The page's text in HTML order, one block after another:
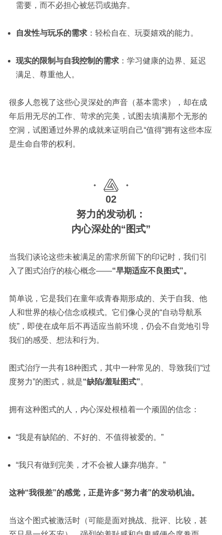
需要，而不必担心被惩罚或抛弃。
自发性与玩乐的需求：轻松自在、玩耍嬉戏的能力。
现实的限制与自我控制的需求：学习健康的边界、延迟
满足、尊重他人。
很多人忽视了这些心灵深处的声音（基本需求），却在成
年后用无尽的工作、苛求的完美，试图去填满那个无形的
空洞，试图通过外界的成就来证明自己“值得”拥有这些本应
是生命自带的权利。
02
努力的发动机：
内心深处的“图式”
当我们谈论这些未被满足的需求所留下的印记时，我们引
入了图式治疗的核心概念——“早期适应不良图式”。
简单说，它是我们在童年或青春期形成的、关于自我、他
人和世界的核心信念或模式。它们像心灵的“自动导航系
统”，即使在成年后不再适应当前环境，仍会不自觉地引导
我们的感受、想法和行为。
图式治疗一共有18种图式，其中一种常见的、导致我们“过
度努力”的图式，就是“缺陷/羞耻图式”。
拥有这种图式的人，内心深处根植着一个顽固的信念：
“我是有缺陷的、不好的、不值得被爱的。”
“我只有做到完美，才不会被人嫌弃/抛弃。”
这种“我很差”的感觉，正是许多“努力者”的发动机油。
当这个图式被激活时（可能是面对挑战、批评、比较，甚